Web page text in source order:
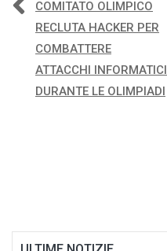
Navigazione
articoli
COMITATO OLIMPICO
RECLUTA HACKER PER
COMBATTERE
ATTACCHI INFORMATICI
DURANTE LE OLIMPIADI